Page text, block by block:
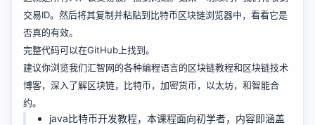
交易ID。然后将其复制并粘贴到比特币区块链浏览器中，看看它是
否真的有效。
完整代码可以在GitHub 上找到。
建议你浏览我们汇智网的各种编程语言的区块链教程和区块链技术
博客，深入了解区块链，比特币，加密货币，以太坊，和智能合
约。
java比特币开发教程，本课程面向初学者，内容即涵盖